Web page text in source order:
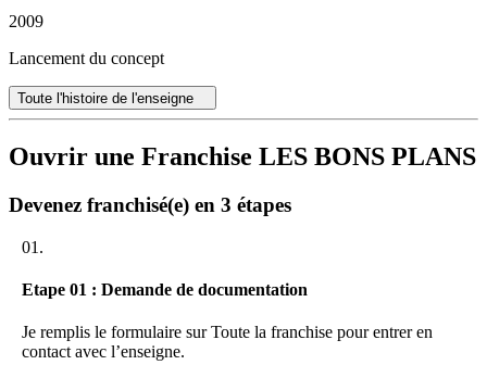
2009
Lancement du concept
Toute l'histoire de l'enseigne
Ouvrir une Franchise LES BONS PLANS
Devenez franchisé(e) en 3 étapes
01.
Etape 01 : Demande de documentation
Je remplis le formulaire sur Toute la franchise pour entrer en
contact avec l’enseigne.